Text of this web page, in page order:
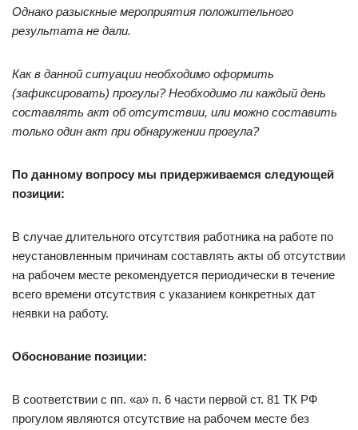
Однако разыскные мероприятия положительного
результата не дали.
Как в данной ситуации необходимо оформить
(зафиксировать) прогулы? Необходимо ли каждый день
составлять акт об отсутствии, или можно составить
только один акт при обнаружении прогула?
По данному вопросу мы придерживаемся следующей
позиции:
В случае длительного отсутствия работника на работе по
неустановленным причинам составлять акты об отсутствии
на рабочем месте рекомендуется периодически в течение
всего времени отсутствия с указанием конкретных дат
неявки на работу.
Обоснование позиции:
В соответствии с пп. «а» п. 6 части первой ст. 81 ТК РФ
прогулом являются отсутствие на рабочем месте без